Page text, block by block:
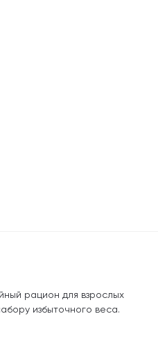
рацион для взрослых
избыточного веса.